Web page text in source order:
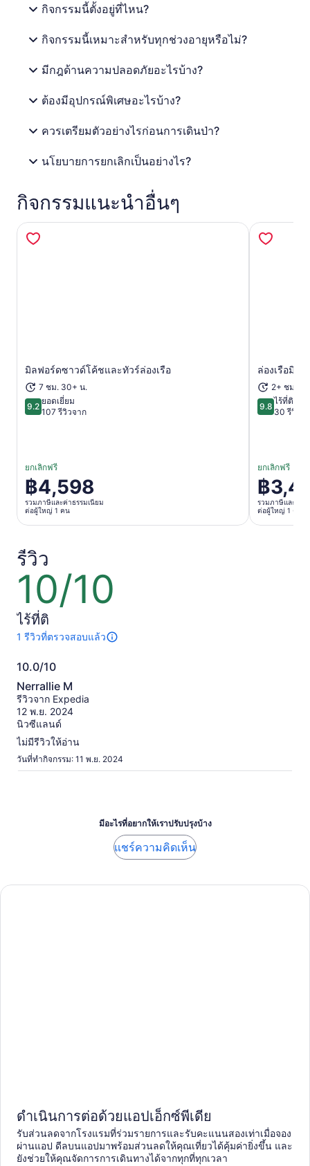
กิจกรรมนี้ตั้งอยู่ที่ไหน?
กิจกรรมนี้เหมาะสำหรับทุกช่วงอายุหรือไม่?
มีกฎด้านความปลอดภัยอะไรบ้าง?
ต้องมีอุปกรณ์พิเศษอะไรบ้าง?
ควรเตรียมตัวอย่างไรก่อนการเดินป่า?
นโยบายการยกเลิกเป็นอย่างไร?
กิจกรรมแนะนำอื่นๆ
มิลฟอร์ดซาวด์โค้ชและทัวร์ล่องเรือ
7 ชม. 30+ น.
9.29.2 จาก 10
ยอดเยี่ยม
107 รีวิวจาก
ยกเลิกฟรี
ราคา
อยู่
ต่อ
ผู้ใหญ่
1
คน
฿4,598
รวมภาษีและค่าธรรมเนียม
ต่อผู้ใหญ่ 1 คน
ล่องเรือมิล
2+ ชม.
9.89.8 จาก 10
ไร้ที่ติ
30 รีวิวจ
ยกเลิกฟรี
ราคา
อยู่
฿
รวมภาษีและค่าธ
ต่อผู้ใหญ่ 1 คน
รีวิว
10/10
10
10
ไร้ที่ติ
1 รีวิวที่ตรวจสอบแล้ว
มี
รีวิว
เกี่ยว
กับ
กิจกรรม
นี้
ข้อมูล
เพิ่ม
เติม
10.0/10
10.0
จาก
10
Nerrallie M
รีวิวจาก Expedia
12 พ.ย. 2024
นิวซีแลนด์
ไม่มีรีวิวให้อ่าน
วันที่ทำกิจกรรม: 11 พ.ย. 2024
มีอะไรที่อยากให้เราปรับปรุงบ้าง
แชร์ความคิดเห็น
ดำเนินการต่อด้วยแอปเอ็กซ์พีเดีย
รับส่วนลดจากโรงแรมที่ร่วมรายการและรับคะแนนสองเท่าเมื่อจอง
ผ่านแอป ดีลบนแอปมาพร้อมส่วนลดให้คุณเที่ยวได้คุ้มค่ายิ่งขึ้น และ
ยังช่วยให้คุณจัดการการเดินทางได้จากทุกที่ทุกเวลา